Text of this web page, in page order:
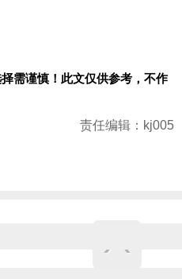
需谨慎！此文仅供参考，不作
责任编辑：kj005